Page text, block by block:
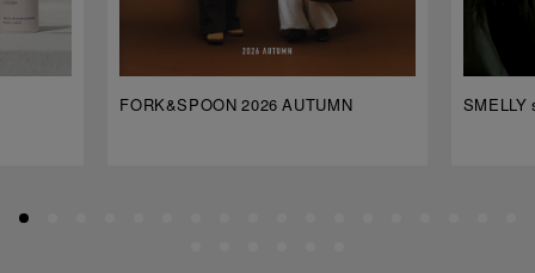
FORK&SPOON 2026 AUTUMN SMELLY